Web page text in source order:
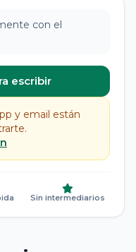
con el
escribir
y email están
Sin intermediarios